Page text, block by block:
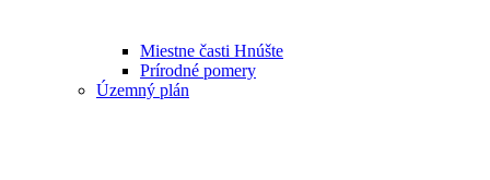
Miestne časti Hnúšte
Prírodné pomery
Územný plán